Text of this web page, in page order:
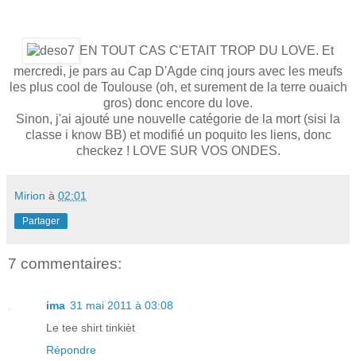
EN TOUT CAS C'ETAIT TROP DU LOVE. Et
mercredi, je pars au Cap D'Agde cinq jours avec les meufs
les plus cool de Toulouse (oh, et surement de la terre ouaich
gros) donc encore du love.
Sinon, j'ai ajouté une nouvelle catégorie de la mort (sisi la
classe i know BB) et modifié un poquito les liens, donc
checkez ! LOVE SUR VOS ONDES.
Mirion à 02:01
Partager
7 commentaires:
ima 31 mai 2011 à 03:08
Le tee shirt tinkièt
Répondre